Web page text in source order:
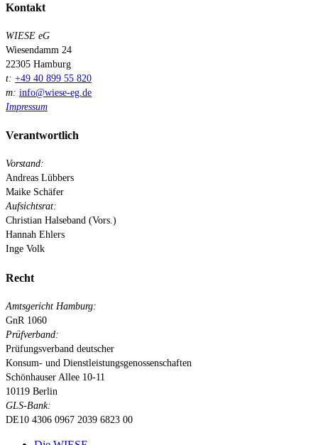
Kontakt
WIESE eG
Wiesendamm 24
22305 Hamburg
t: +49 40 899 55 820
m: info@wiese-eg.de
Impressum
Verantwortlich
Vorstand:
Andreas Lübbers
Maike Schäfer
Aufsichtsrat:
Christian Halseband (Vors.)
Hannah Ehlers
Inge Volk
Recht
Amtsgericht Hamburg:
GnR 1060
Prüfverband:
Prüfungsverband deutscher
Konsum- und Dienstleistungsgenossenschaften
Schönhauser Allee 10-11
10119 Berlin
GLS-Bank:
DE10 4306 0967 2039 6823 00